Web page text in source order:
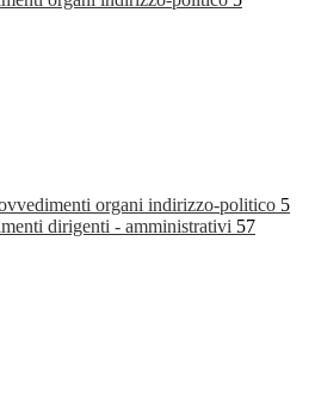
organi indirizzo-politico 5
dirigenti - amministrativi 57